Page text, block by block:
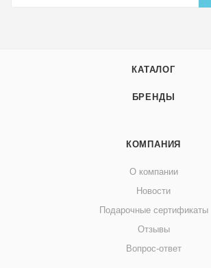
КАТАЛОГ
БРЕНДЫ
КОМПАНИЯ
О компании
Новости
Подарочные сертификаты
Отзывы
Вопрос-ответ